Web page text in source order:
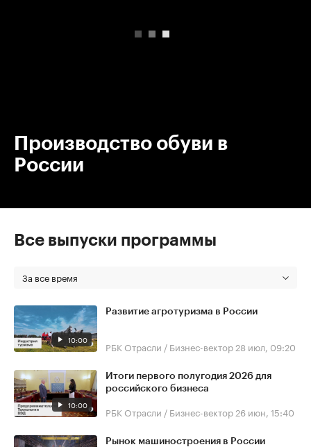
Производство обуви в
России
Все выпуски программы
За все время
10:00
Развитие агротуризма в России
РБК Отрасли / Бизнес-вектор 28 июл, 09:20
10:00
Итоги первого полугодия 2026 для
российского бизнеса
РБК Отрасли / Бизнес-вектор 26 июн, 15:40
Рынок машиностроения в России